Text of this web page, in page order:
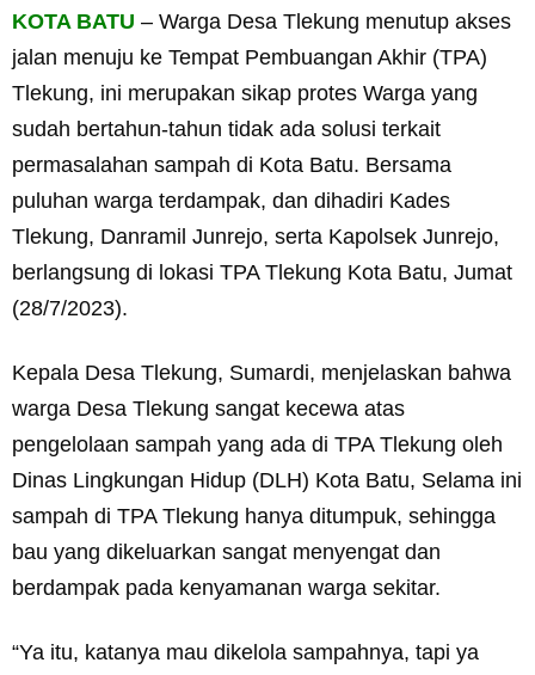
KOTA BATU – Warga Desa Tlekung menutup akses
jalan menuju ke Tempat Pembuangan Akhir (TPA)
Tlekung, ini merupakan sikap protes Warga yang
sudah bertahun-tahun tidak ada solusi terkait
permasalahan sampah di Kota Batu. Bersama
puluhan warga terdampak, dan dihadiri Kades
Tlekung, Danramil Junrejo, serta Kapolsek Junrejo,
berlangsung di lokasi TPA Tlekung Kota Batu, Jumat
(28/7/2023).
Kepala Desa Tlekung, Sumardi, menjelaskan bahwa
warga Desa Tlekung sangat kecewa atas
pengelolaan sampah yang ada di TPA Tlekung oleh
Dinas Lingkungan Hidup (DLH) Kota Batu, Selama ini
sampah di TPA Tlekung hanya ditumpuk, sehingga
bau yang dikeluarkan sangat menyengat dan
berdampak pada kenyamanan warga sekitar.
“Ya itu, katanya mau dikelola sampahnya, tapi ya